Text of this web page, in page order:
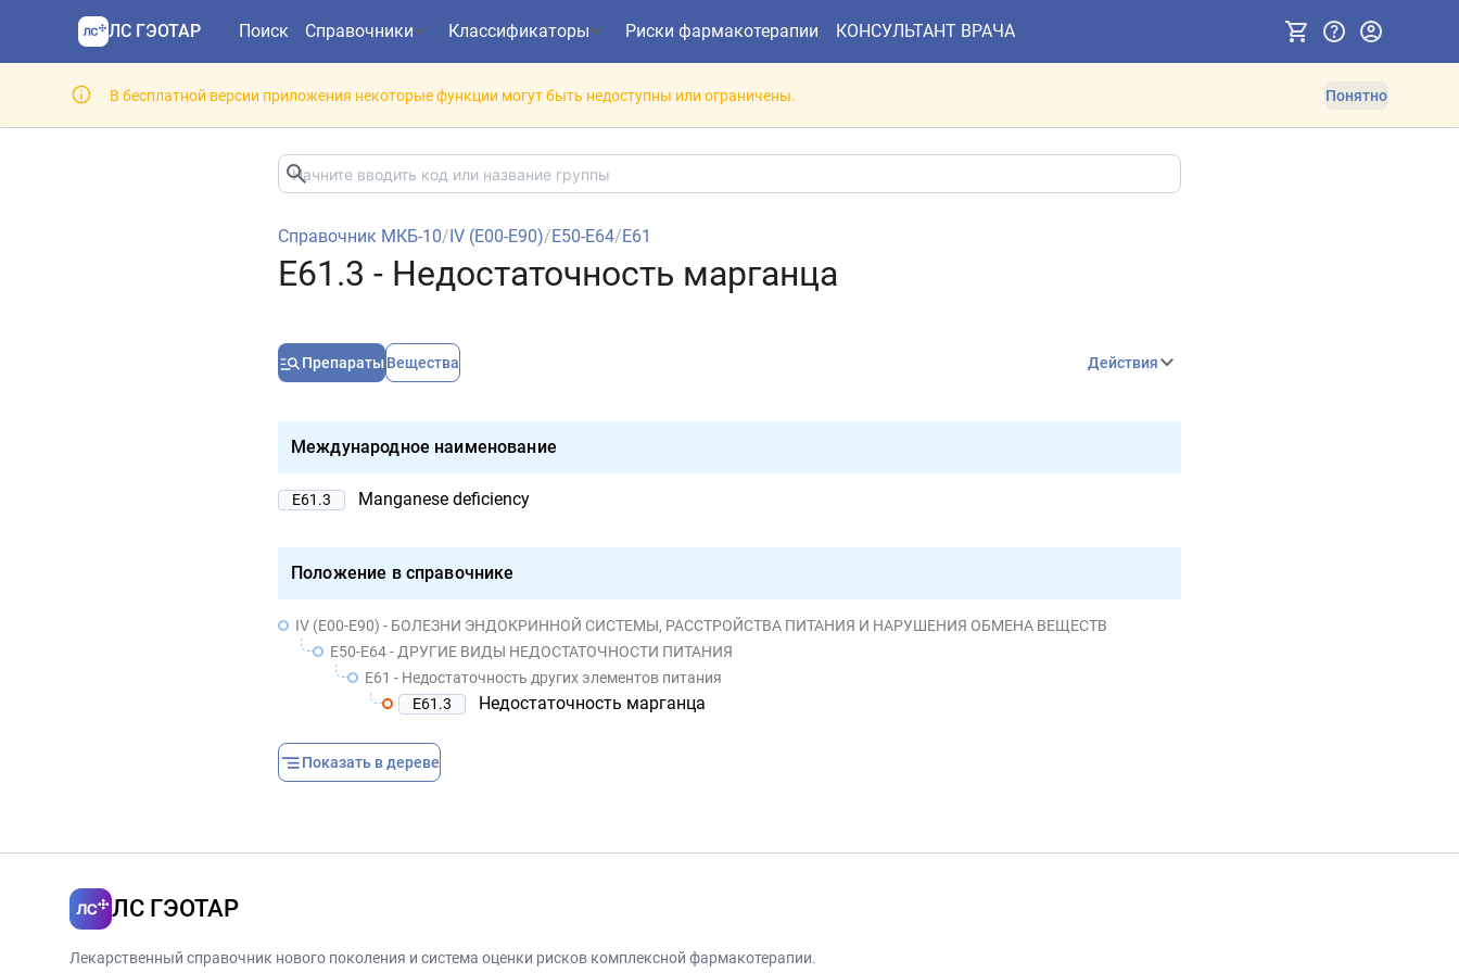
ЛС ГЭОТАР Поиск Справочники Классификаторы Риски фармакотерапии КОНСУЛЬТАНТ ВРАЧА
В бесплатной версии приложения некоторые функции могут быть недоступны или ограничены. Понятно
Справочник МКБ-10/IV (E00-E90)/E50-E64/E61
E61.3 - Недостаточность марганца
Препараты Вещества Действия
Международное наименование
E61.3 Manganese deficiency
Положение в справочнике
IV (E00-E90) - БОЛЕЗНИ ЭНДОКРИННОЙ СИСТЕМЫ, РАССТРОЙСТВА ПИТАНИЯ И НАРУШЕНИЯ ОБМЕНА ВЕЩЕСТВ
E50-E64 - ДРУГИЕ ВИДЫ НЕДОСТАТОЧНОСТИ ПИТАНИЯ
E61 - Недостаточность других элементов питания
E61.3
Недостаточность марганца
Показать в дереве
ЛС ГЭОТАР
Лекарственный справочник нового поколения и система оценки рисков комплексной фармакотерапии.